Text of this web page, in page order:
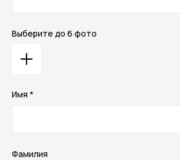
Выберите до 6 фото
Имя *
Фамилия